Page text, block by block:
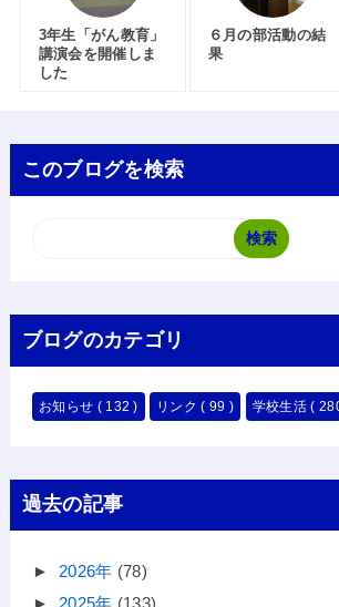
3年生「がん教育」
講演会を開催しま
した
６月の部活動の結
果
このブログを検索
ブログのカテゴリ
お知らせ ( 132 ) リンク( 99 ) 学校生活(
過去の記事
► 2026年 (78)
► 2025年 (133)